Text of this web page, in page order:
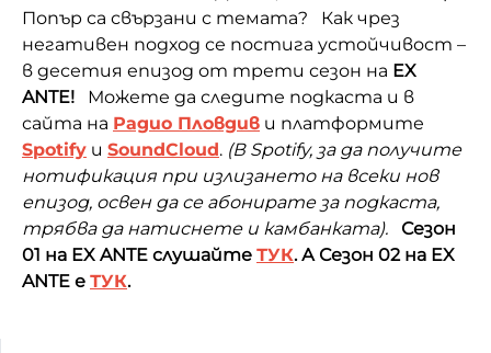
Попър са свързани с темата? Как чрез
негативен подход се постига устойчивост –
в десетия епизод от трети сезон на EX
ANTE! Можете да следите подкаста и в
сайта на Радио Пловдив и платформите
Spotify и SoundCloud. (В Spotify, за да получите
нотификация при излизането на всеки нов
епизод, освен да се абонирате за подкаста,
трябва да натиснете и камбанката).
Сезон
01 на EX ANTE слушайте ТУК. А Сезон 02 на EX
ANTE е ТУК.